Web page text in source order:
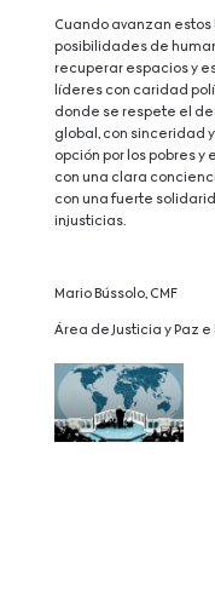
Cuando avanzan
posibilidades de
recuperar espacios y
líderes con caridad
donde se respete el
global, con sinceridad
opción por los pobres
con una clara
con una fuerte
injusticias.
Mario Bússolo, CMF
Área de Justicia y Paz